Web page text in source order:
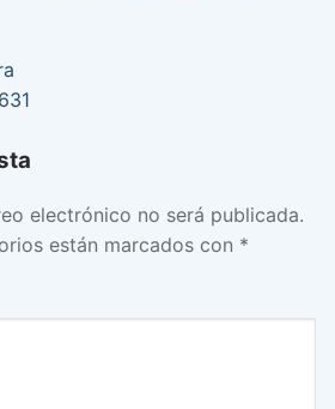
electrónico no será publicada.
están marcados con *